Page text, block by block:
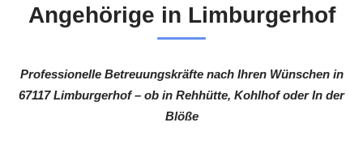
Angehörige in Limburgerhof
Professionelle Betreuungskräfte nach Ihren Wünschen in
67117 Limburgerhof – ob in Rehhütte, Kohlhof oder In der
Blöße